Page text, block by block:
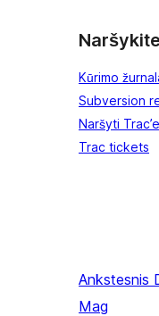
Kūrimo
Subversion
Naršyti Trac’e
Trac tickets
Ankstesnis
Mag